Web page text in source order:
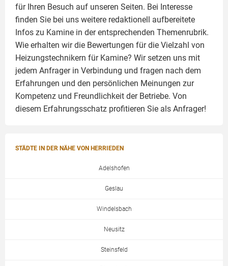
für Ihren Besuch auf unseren Seiten. Bei Interesse
finden Sie bei uns weitere redaktionell aufbereitete
Infos zu Kamine in der entsprechenden Themenrubrik.
Wie erhalten wir die Bewertungen für die Vielzahl von
Heizungstechnikern für Kamine? Wir setzen uns mit
jedem Anfrager in Verbindung und fragen nach dem
Erfahrungen und den persönlichen Meinungen zur
Kompetenz und Freundlichkeit der Betriebe. Von
diesem Erfahrungsschatz profitieren Sie als Anfrager!
STÄDTE IN DER NÄHE VON HERRIEDEN
Adelshofen
Geslau
Windelsbach
Neusitz
Steinsfeld